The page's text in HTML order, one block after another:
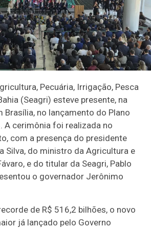
Pecuária, Irrigação, Pesca
(Seagri) esteve presente, na
Brasília, no lançamento do Plano
A cerimônia foi realizada no
com a presença do presidente
Silva, do ministro da Agricultura e
e do titular da Seagri, Pablo
o governador Jerônimo
de R$ 516,2 bilhões, o novo
já lançado pelo Governo